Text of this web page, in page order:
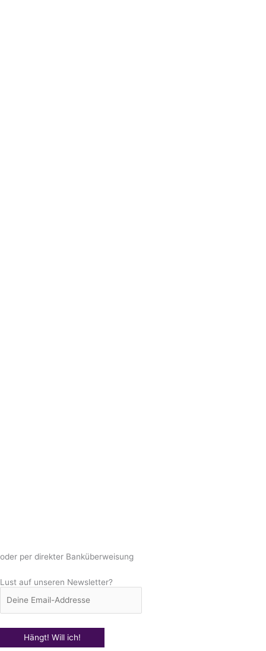
oder per direkter Banküberweisung
Lust auf unseren Newsletter?